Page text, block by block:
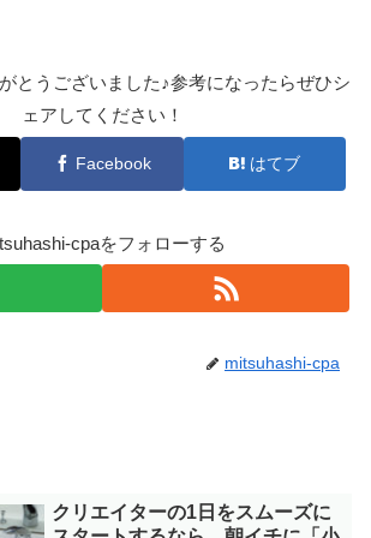
とうございました♪参考になったらぜひシ
ェアしてください！
Facebook はてブ
cpaをフォローする
mitsuhashi-cpa
クリエイターの1日をスムーズに